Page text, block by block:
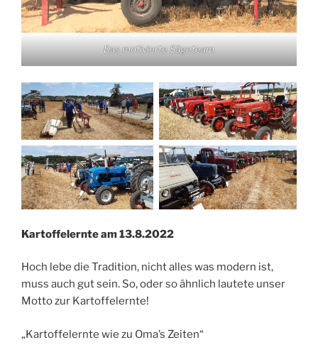
Das motivierte Sägeteam
Kartoffelernte am 13.8.2022
Hoch lebe die Tradition, nicht alles was modern ist,
muss auch gut sein. So, oder so ähnlich lautete unser
Motto zur Kartoffelernte!
„Kartoffelernte wie zu Oma’s Zeiten“